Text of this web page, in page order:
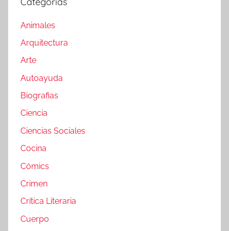
Animales
Arquitectura
Arte
Autoayuda
Biografias
Ciencia
Ciencias Sociales
Cocina
Cómics
Crimen
Crítica Literaria
Cuerpo